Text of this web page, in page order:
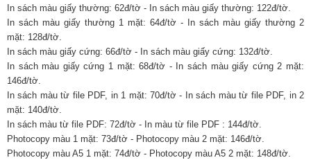
In sách màu giấy thường: 62đ/tờ - In sách màu giấy thường: 122đ/tờ.
In sách màu giấy thường 1 mặt: 64đ/tờ - In sách màu giấy thường 2
mặt: 128đ/tờ.
In sách màu giấy cứng: 66đ/tờ - In sách màu giấy cứng: 132đ/tờ.
In sách màu giấy cứng 1 mặt: 68đ/tờ - In sách màu giấy cứng 2 mặt:
146đ/tờ.
In sách màu từ file PDF, in 1 mặt: 70đ/tờ - In sách màu từ file PDF, in 2
mặt: 140đ/tờ.
In sách màu từ file PDF: 72đ/tờ - In màu từ file PDF : 144đ/tờ.
Photocopy màu 1 mặt: 73đ/tờ - Photocopy màu 2 mặt: 146đ/tờ.
Photocopy màu A5 1 mặt: 74đ/tờ - Photocopy màu A5 2 mặt: 148đ/tờ.